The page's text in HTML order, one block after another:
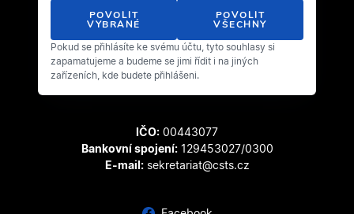
Český svaz tanečního sportu
Zátopkova 100/2
169 00 Praha 6 - Břevnov
IČO: 00443077
Bankovní spojení:129453027/0300
E-mail:sekretariat@csts.cz
POVOLIT
VYBRANÉ
POVOLIT
VŠECHNY
Pokud se přihlásíte ke svému účtu, tyto souhlasy si
zapamatujeme a budeme se jimi řídit i na jiných
zařízeních, kde budete přihlášeni.